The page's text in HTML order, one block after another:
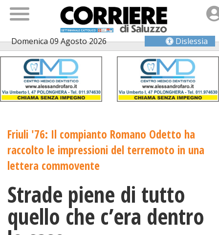
Domenica 09 Agosto 2026 Dislessia
Friuli '76: Il compianto Romano Odetto ha
raccolto le impressioni del terremoto in una
lettera commovente
Strade piene di tutto
quello che c’era dentro